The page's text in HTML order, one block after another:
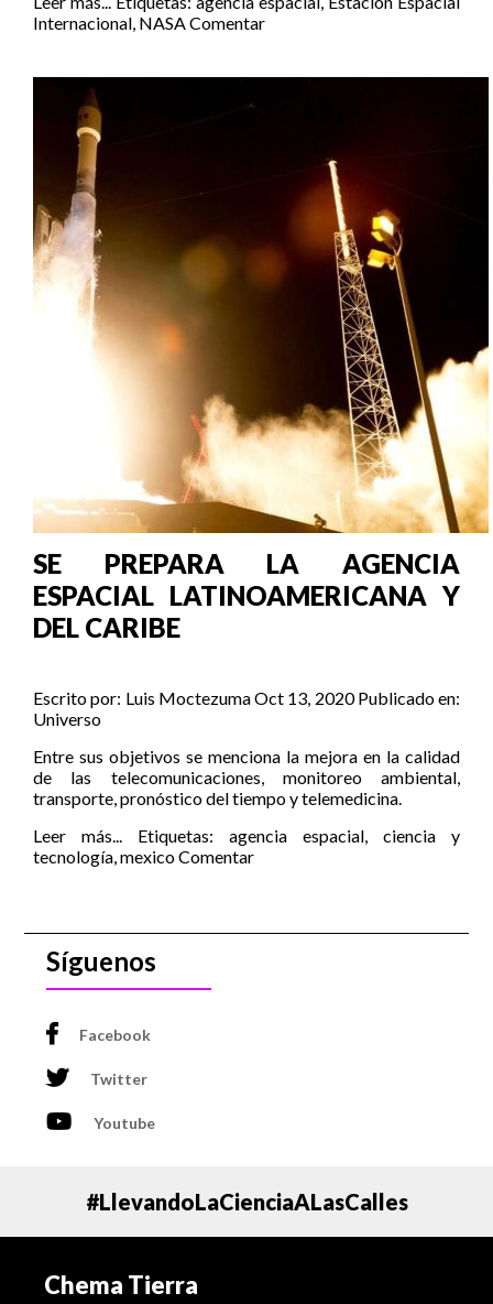
Internacional, NASAComentar
SE PREPARA LA AGENCIA
ESPACIAL LATINOAMERICANA Y
DEL CARIBE
Escrito por: Luis MoctezumaOct 13, 2020 Publicado en:
Universo
Entre sus objetivos se menciona la mejora en la calidad
de las telecomunicaciones, monitoreo ambiental,
transporte, pronóstico del tiempo y telemedicina.
Leer más...
Etiquetas: agencia espacial, ciencia y
tecnología,mexicoComentar
Síguenos
Facebook
Twitter
Youtube
#LlevandoLaCienciaALasCalles
Chema Tierra